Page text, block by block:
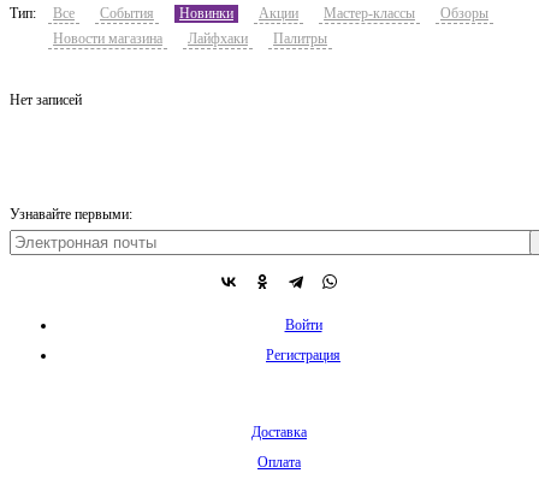
Тип: Все События Новинки Акции Мастер-классы
Обзоры
Новости магазина
Лайфхаки Палитры
Нет записей
Узнавайте первыми:
Войти
Регистрация
Доставка
Оплата